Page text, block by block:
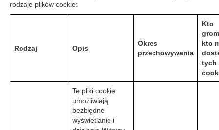
rodzaje plików cookie:
Rodzaj Opis
Okres
przechowywania
Kto
kto
tych
Te pliki cookie
umożliwiają
bezbłędne
wyświetlanie i